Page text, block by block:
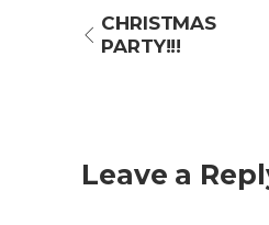
CHRISTMAS
PARTY!!!
Leave a